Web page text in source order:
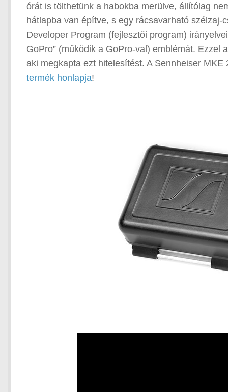
órát is tölthetünk a habokba merülve, állítólag
hátlapba van építve, s egy rácsavarható
Developer Program (fejlesztői program)
GoPro” (működik a GoPro-val) emblémát.
aki megkapta ezt hitelesítést. A Sennheiser
termék honlapja!